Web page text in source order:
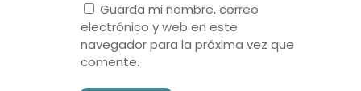
Guarda mi nombre, correo
electrónico y web en este
navegador para la próxima vez que
comente.